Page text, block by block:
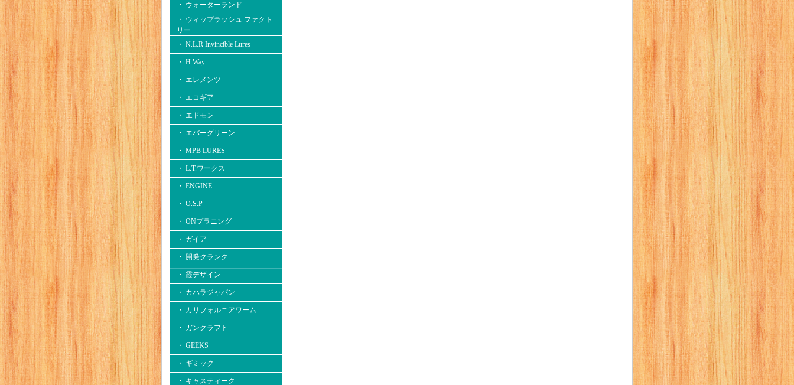
・ ウォーターランド
・ ウィップラッシュ ファクト
リー
・ N.L.R Invincible Lures
・ H.Way
・ エレメンツ
・ エコギア
・ エドモン
・ エバーグリーン
・ MPB LURES
・ L.T.ワークス
・ ENGINE
・ O.S.P
・ ONプラニング
・ ガイア
・ 開発クランク
・ 霞デザイン
・ カハラジャパン
・ カリフォルニアワーム
・ ガンクラフト
・ GEEKS
・ ギミック
・ キャスティーク